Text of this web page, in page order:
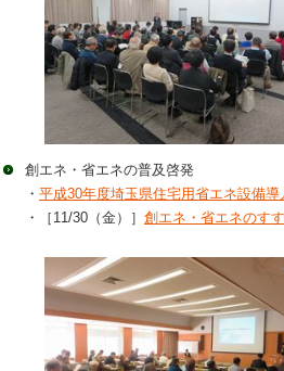
創エネ・省エネの普及啓発
・ 平成30年度埼玉県住宅用省エネ設備
・［11/30（金）］ 創エネ・省エネのす